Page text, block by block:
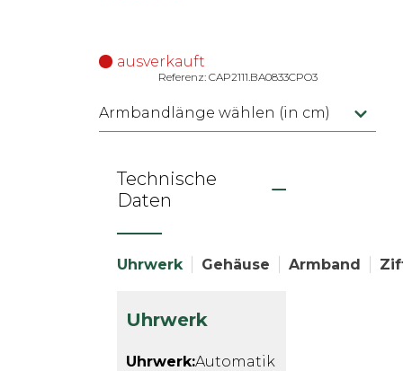
ausverkauft
Referenz: CAP2111.BA0833CPO3
Armbandlänge wählen (in cm)
Technische
Daten
Uhrwerk Gehäuse Armband
Uhrwerk
Uhrwerk:Automatik